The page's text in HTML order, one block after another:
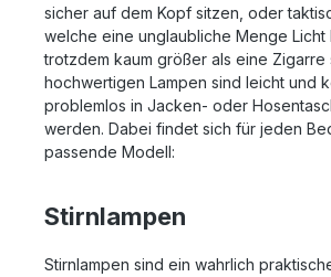
sicher auf dem Kopf sitzen, oder
welche eine unglaubliche Menge Licht
trotzdem kaum größer als eine Zigarre
hochwertigen Lampen sind leicht und
problemlos in Jacken- oder
werden. Dabei findet sich für jeden
passende Modell:
Stirnlampen
Stirnlampen sind ein wahrlich